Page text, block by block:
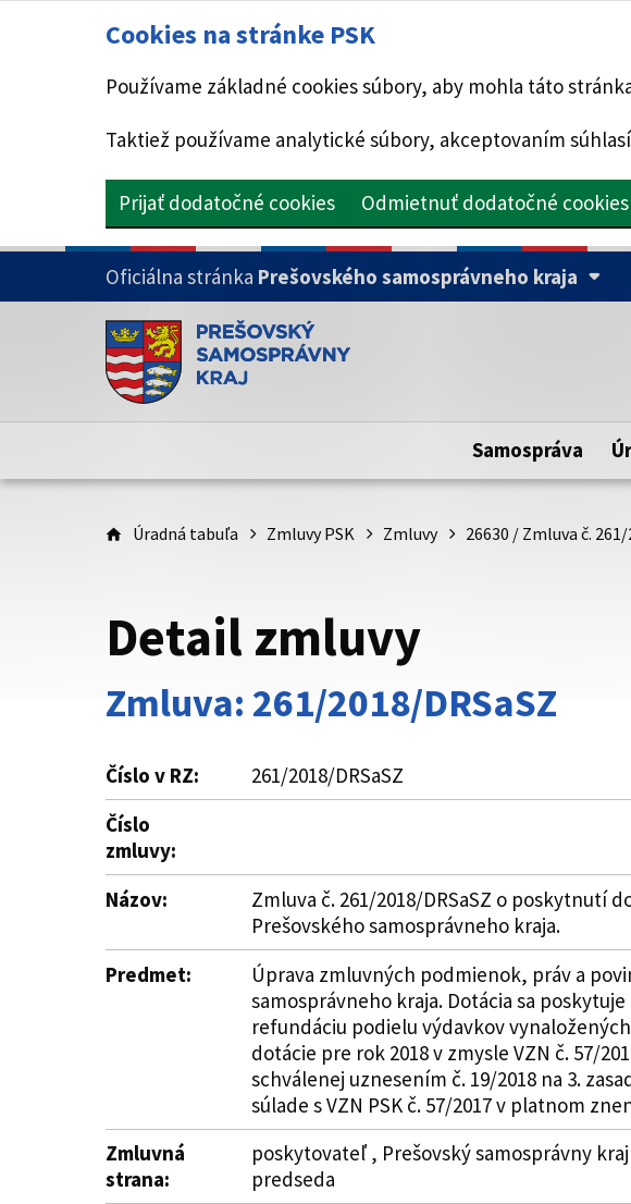
Cookies na stránke PSK
Používame základné cookies súbory, aby mohla táto
Taktiež používame analytické súbory, akceptovaním
Prijať dodatočné cookies Odmietnuť dodatočné cookies
PRESKOČIŤ NA HLAVNÝ OBSAH
Oficiálna stránka Prešovského samosprávneho kraja
Doména psk.sk je oficiálna
Toto je oficiálna webová stránka Prešovského
Samospráva
Úradná tabuľa Zmluvy PSK Zmluvy 26630 / Zmluva č.
Detail zmluvy
Zmluva: 261/2018/DRSaSZ
Číslo v RZ:
261/2018/DRSaSZ
Číslo
zmluvy:
Názov:
Zmluva č. 261/2018/DRSaSZ o poskytnutí
Prešovského samosprávneho kraja.
Predmet:
Úprava zmluvných podmienok, práv a
samosprávneho kraja. Dotácia sa
refundáciu podielu výdavkov
dotácie pre rok 2018 v zmysle VZN č. 57/
schválenej uznesením č. 19/2018 na 3.
súlade s VZN PSK č. 57/2017 v platnom
Zmluvná
strana:
poskytovateľ , Prešovský samosprávny kraj
predseda